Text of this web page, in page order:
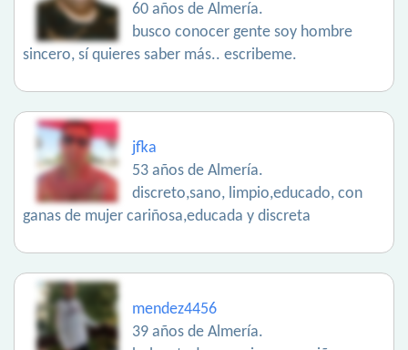
60 años de Almería.
busco conocer gente soy hombre
sincero, sí quieres saber más.. escribeme.
jfka
53 años de Almería.
discreto,sano, limpio,educado, con
ganas de mujer cariñosa,educada y discreta
mendez4456
39 años de Almería.